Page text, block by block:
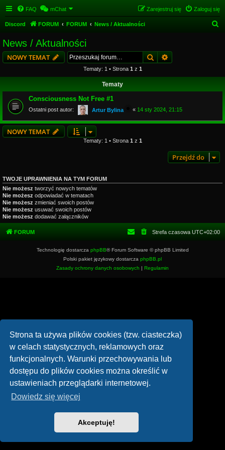
Strona ta używa plików cookies (tzw. ciasteczka)
w celach statystycznych, reklamowych oraz
funkcjonalnych. Warunki przechowywania lub
dostępu do plików cookies można określić w
ustawieniach przeglądarki internetowej.
Dowiedz się więcej
Akceptuję!
FAQ mChat Zaloguj się
Zarejestruj się
Discord FORUM FORUM News / Aktualności
News / Aktualności
NOWY TEMAT SzukajWyszukiwanie
Tematy: 1 • Strona 1 z 1
Tematy
Consciousness Not Free #1
Ostatni post autor: Artur Bylina « 14 sty 2024, 21:15
NOWY TEMAT
Tematy: 1 • Strona 1 z 1
Przejdź do
TWOJE UPRAWNIENIA NA TYM FORUM
Nie możesz tworzyć nowych tematów
Nie możesz odpowiadać w tematach
Nie możesz zmieniać swoich postów
Nie możesz usuwać swoich postów
Nie możesz dodawać załączników
FORUM Strefa czasowa UTC+02:00
Technologię dostarcza phpBB® Forum Software © phpBB Limited
Polski pakiet językowy dostarcza phpBB.pl
Zasady ochrony danych osobowych | Regulamin